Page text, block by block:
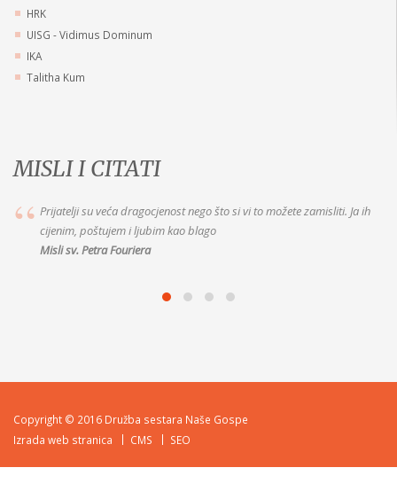
HRK
UISG - Vidimus Dominum
IKA
Talitha Kum
MISLI I CITATI
Prijatelji su veća dragocjenost nego što si vi to možete zamisliti. Ja ih
cijenim, poštujem i ljubim kao blago
Misli sv. Petra Fouriera
Copyright © 2016 Družba sestara Naše Gospe
Izrada web stranica
CMS SEO